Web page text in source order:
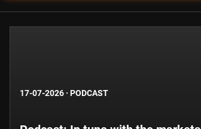
17-07-2026 · PODCAST